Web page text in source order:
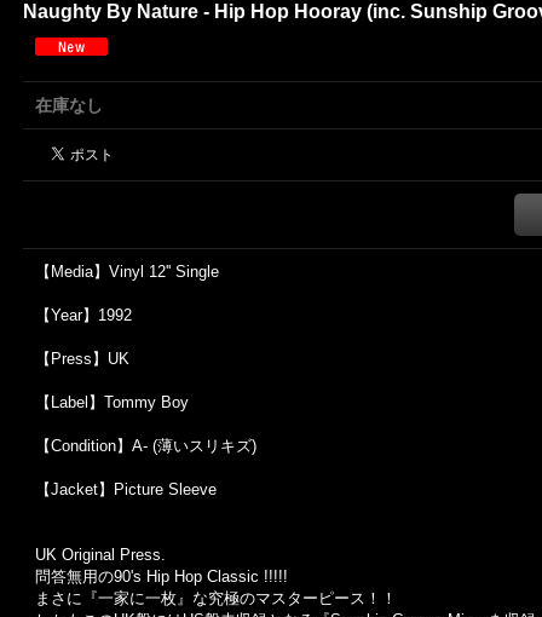
Naughty By Nature - Hip Hop Hooray (inc. Sunship
在庫なし
【Media】Vinyl 12'' Single
【Year】1992
【Press】UK
【Label】Tommy Boy
【Condition】A- (薄いスリキズ)
【Jacket】Picture Sleeve
UK Original Press.
問答無用の90's Hip Hop Classic !!!!!
まさに『一家に一枚』な究極のマスターピース！！